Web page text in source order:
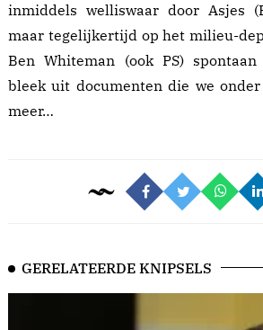
inmiddels welliswaar door Asjes
maar tegelijkertijd op het milieu-
Ben Whiteman (ook PS)
bleek uit documenten die we onder
meer…
GERELATEERDE KNIPSELS